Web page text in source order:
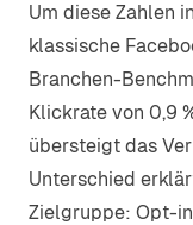
Um diese Zahlen
klassische
Branchen-
Klickrate von 0,9
übersteigt das
Unterschied
Zielgruppe: Opt-